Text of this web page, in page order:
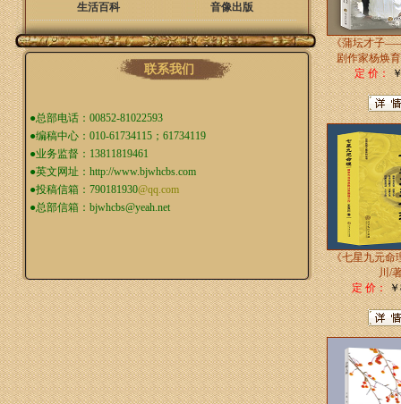
生活百科
音像出版
联系我们
●总部电话：00852-81022593
●编稿中心：010-61734115；61734119
●业务监督：13811819461
●英文网址： http://www.bjwhcbs.com
●投稿信箱： 790181930@qq.com
●总部信箱： bjwhcbs@yeah.net
《蒲坛才子
剧作家杨焕
定 价：
《七星九元
川/
定 价：￥